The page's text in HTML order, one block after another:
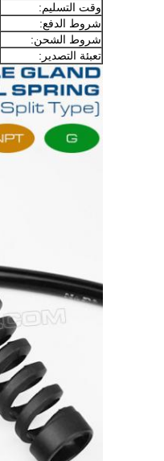
وقت التسليم:
شروط الدفع:
شروط الشحن:
تعبئة التصدير: